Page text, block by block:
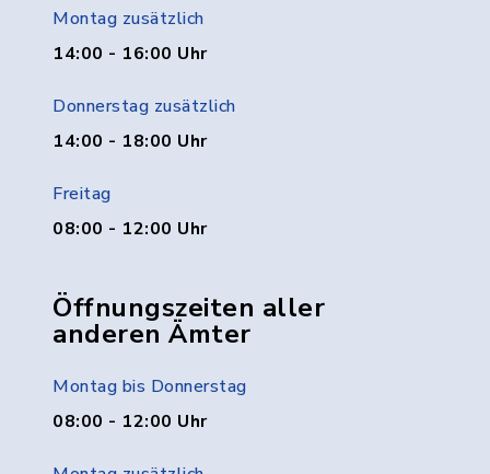
Montag zusätzlich
14:00 - 16:00 Uhr
Donnerstag zusätzlich
14:00 - 18:00 Uhr
Freitag
08:00 - 12:00 Uhr
Öffnungszeiten aller
anderen Ämter
Montag bis Donnerstag
08:00 - 12:00 Uhr